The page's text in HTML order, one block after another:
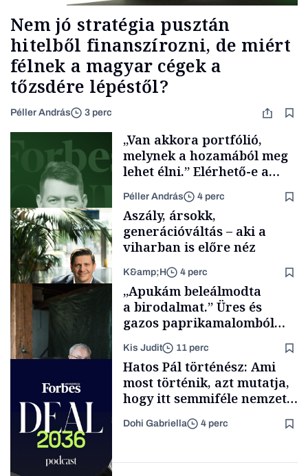
Nem jó stratégia pusztán
hitelből finanszírozni, de miért
félnek a magyar cégek a
tőzsdére lépéstől?
Péller András 3 perc
Podcast
„Van akkora portfólió,
melynek a hozamából meg
lehet élni.” Elérhető-e a
anyagi függetlenség?
Péller András 4 perc
TÁMOGATÓI
Aszály, ársokk,
generációváltás – aki a
viharban is előre néz
K&amp;H 4 perc
Családi
vállalkozások
„Apukám beleálmodta
a birodalmat.” Üres és
gazos paprikamalomból
fűszersztori
Kis Judit 11 perc
Hatos Pál történész: Ami
most történik, azt mutatja,
hogy itt semmiféle nemzeti
értéktelített jobboldali
Dohi Gabriella 4 perc